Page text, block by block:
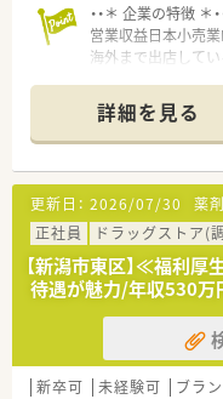
・・＊ 企業の特徴 ＊・
営業収益日本小売
海外まで出店して
■面分業がメイン
いるので、薬の品
できます。
■OTC併設店だから
す。
※赤ちゃんからお年
ーション推進に貢
境です。
※在宅医療への取り
■漢方の取り扱いを
ない種類の漢方も
■薬剤師としての
システムが整ってい
【例】管理薬剤師・
詳細を見る
更新日： 2026/07/30 薬
正社員
ドラッグストア(
【新潟市東区】≪福利
待遇が魅力/年収530万
新卒可 未経験可 ブラ